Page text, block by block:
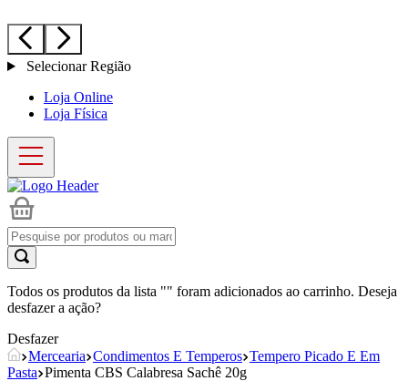
Selecionar Região
Loja Online
Loja Física
Todos os produtos da lista "" foram adicionados ao carrinho. Deseja
desfazer a ação?
Desfazer
Mercearia Condimentos E Temperos Tempero Picado E Em
Pasta Pimenta CBS Calabresa Sachê 20g